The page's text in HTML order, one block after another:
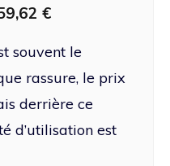
€
souvent le
rassure, le prix
derrière ce
d’utilisation est